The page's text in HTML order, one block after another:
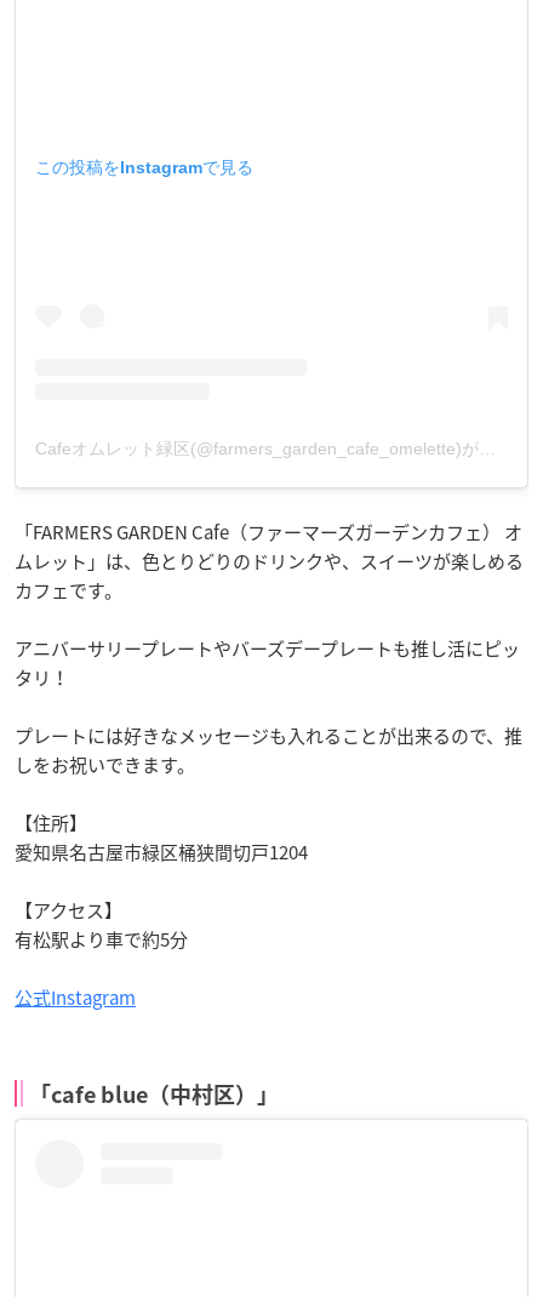
この投稿をInstagramで見る
「FARMERS GARDEN Cafe（ファーマーズガーデンカフェ） オ
ムレット」は、色とりどりのドリンクや、スイーツが楽しめる
カフェです。
アニバーサリープレートやバーズデープレートも推し活にピッ
タリ！
プレートには好きなメッセージも入れることが出来るので、推
しをお祝いできます。
【住所】
愛知県名古屋市緑区桶狭間切戸1204
【アクセス】
有松駅より車で約5分
公式Instagram
「cafe blue（中村区）」